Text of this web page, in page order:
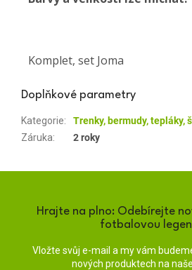
Komplet, set Joma
Doplňkové parametry
Kategorie:
Trenky, bermudy, tepláky,
Záruka: 2 roky
Hrajte na plno: Odebírejte
fotbalovou
Vložte svůj e-mail a my vám
nových produktech na